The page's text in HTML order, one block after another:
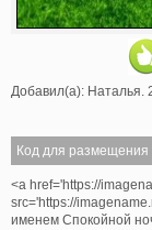
Добавил(а): Наталья.
Код для размещения
<a href='https://
src='https://
именем Спокойной